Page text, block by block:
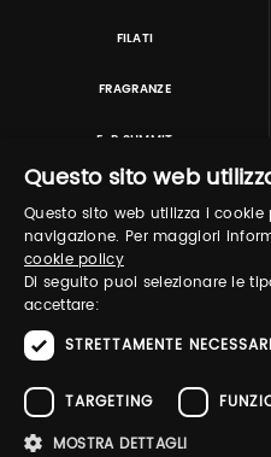
FILATI
FRAGRANZE
E-P SUMMIT
TUTORING &
Questo sito web
Questo sito web utilizza i
navigazione. Per maggiori
cookie policy
Di seguito puoi selezionare le
accettare:
STRETTAMENTE NECESSARI
TARGETING
MOSTRA DETTAGLI